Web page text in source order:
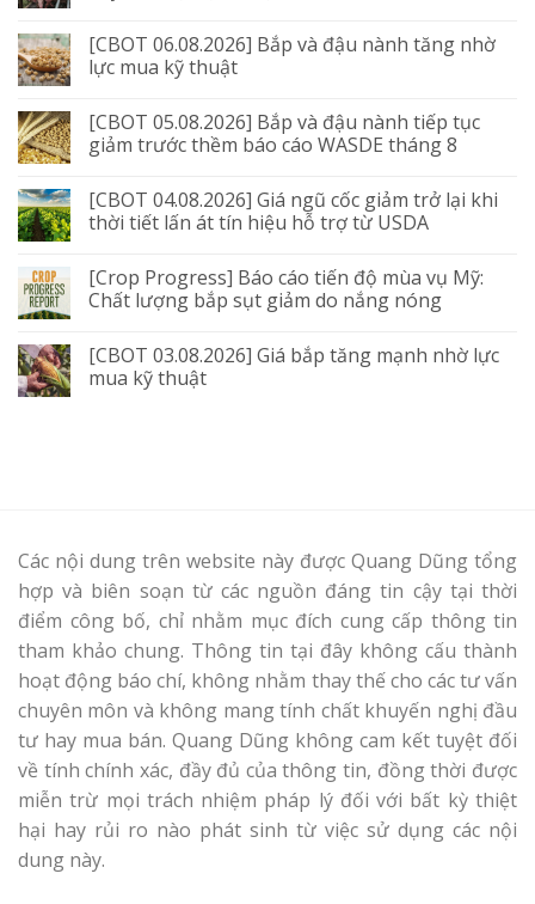
[CBOT 06.08.2026] Bắp và đậu nành tăng nhờ
lực mua kỹ thuật
[CBOT 05.08.2026] Bắp và đậu nành tiếp tục
giảm trước thềm báo cáo WASDE tháng 8
[CBOT 04.08.2026] Giá ngũ cốc giảm trở lại khi
thời tiết lấn át tín hiệu hỗ trợ từ USDA
[Crop Progress] Báo cáo tiến độ mùa vụ Mỹ:
Chất lượng bắp sụt giảm do nắng nóng
[CBOT 03.08.2026] Giá bắp tăng mạnh nhờ lực
mua kỹ thuật
Các nội dung trên website này được Quang Dũng tổng
hợp và biên soạn từ các nguồn đáng tin cậy tại thời
điểm công bố, chỉ nhằm mục đích cung cấp thông tin
tham khảo chung. Thông tin tại đây không cấu thành
hoạt động báo chí, không nhằm thay thế cho các tư vấn
chuyên môn và không mang tính chất khuyến nghị đầu
tư hay mua bán. Quang Dũng không cam kết tuyệt đối
về tính chính xác, đầy đủ của thông tin, đồng thời được
miễn trừ mọi trách nhiệm pháp lý đối với bất kỳ thiệt
hại hay rủi ro nào phát sinh từ việc sử dụng các nội
dung này.